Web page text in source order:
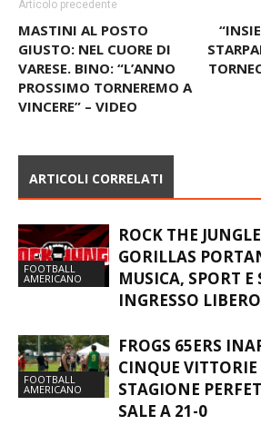
Articolo precedente
MASTINI AL POSTO
GIUSTO: NEL CUORE DI
VARESE. BINO: “L’ANNO
PROSSIMO TORNEREMO A
VINCERE” – VIDEO
ARTICOLI CORRELATI
FOOTBALL
AMERICANO
ROCK THE
GORILLAS
MUSICA, SPORT
INGRESSO LIBERO
FOOTBALL
AMERICANO
FROGS 65ERS
CINQUE VITTORIE
STAGIONE
SALE A 21-0